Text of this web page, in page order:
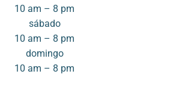
10 am – 8 pm
sábado
10 am – 8 pm
domingo
10 am – 8 pm